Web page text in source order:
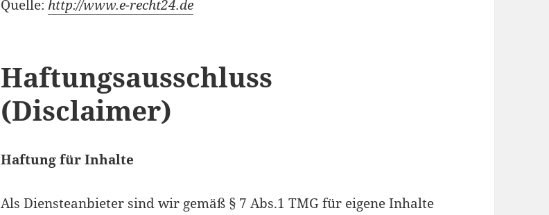
Quelle: http://www.e-recht24.de
Haftungsausschluss
(Disclaimer)
Haftung für Inhalte
Als Diensteanbieter sind wir gemäß § 7 Abs.1 TMG für eigene Inhalte